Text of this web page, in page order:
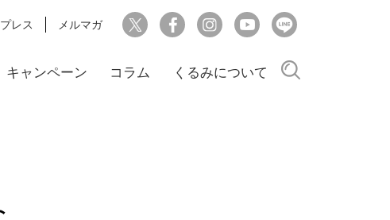
プレス メルマガ
キャンペーン コラム くるみについて